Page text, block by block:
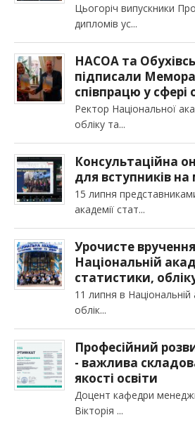
Цьогоріч випускники
дипломів ус
НАСОА та
підписали
співпрацю у сфері
Ректор Національної
обліку та
Консультаційна
для вступників на
15 липня
академії стат
Урочисте
Національній
статистики,
11 липня в Національній
облік
Професійний
- важлива
якості освіти
Доцент кафедри
Вікторія